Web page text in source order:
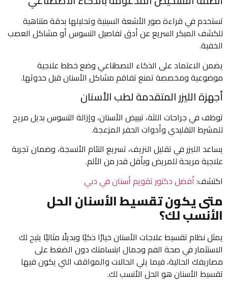
تستخدم في قراءة صور الأشعة السينية وتحليلها بدقة متناهية
للكشف المبكر السريع عن أدق تفاصيل التسوس أو مشاكل العصب
الخفية.
يضمن الاعتماد على الذكاء الاصطناعي وضع خطط علاجية
موضوعية ومخصصة تمنع تفاقم مشاكل الأسنان قبل حدوثها.
أجهزة الليزر المتقدمة لطب الأسنان
توظف في جراحات اللثة، تبييض الأسنان، وإزالة التسوس بديل مريح
للمشرط التقليدي وأدوات الحفر المزعجة.
يساعد الليزر في تقليل النزيف، تسريع التئام الأنسجة، وضمان تجربة
علاجية مريحة للمريض وبأقل قدر من الألم.
اكتشف:أفضل دكتور تقويم أسنان في دبي
متى يكون تقسيط الأسنان الحل
الأنسب لك؟
يمثل نظام تقسيط علاجات الأسنان خيارًا ذكيًا وبديلًا مثاليًا يتيح لك
الاستثمار في صحة الفم وجمال ابتسامتك دون الضغط على
مصاريفك الحالية، فيما يلي الحالات والمواقف التي يكون فيها
تقسيط الأسنان هو الحل الأنسب لك.